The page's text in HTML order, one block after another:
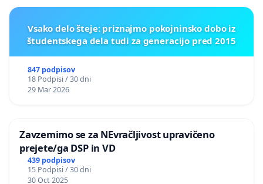
Vsako delo šteje: priznajmo pokojninsko dobo iz
študentskega dela tudi za generacijo pred 2015
847 podpisov
18 Podpisi / 30 dni
29 Mar 2026
Zavzemimo se za NEvračljivost upravičeno
prejete/ga DSP in VD
439 podpisov
15 Podpisi / 30 dni
30 Oct 2025